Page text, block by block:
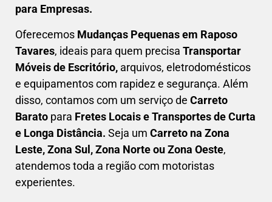
para Empresas.
Oferecemos Mudanças Pequenas em Raposo
Tavares, ideais para quem precisa Transportar
Móveis de Escritório, arquivos, eletrodomésticos
e equipamentos com rapidez e segurança. Além
disso, contamos com um serviço de Carreto
Barato para Fretes Locais e Transportes de Curta
e Longa Distância. Seja um Carreto na Zona
Leste, Zona Sul, Zona Norte ou Zona Oeste,
atendemos toda a região com motoristas
experientes.